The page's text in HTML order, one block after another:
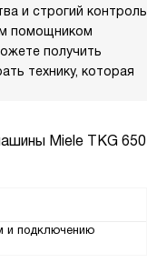
и строгий контроль
помощником
получить
технику, которая
Miele TKG 650
и подключению